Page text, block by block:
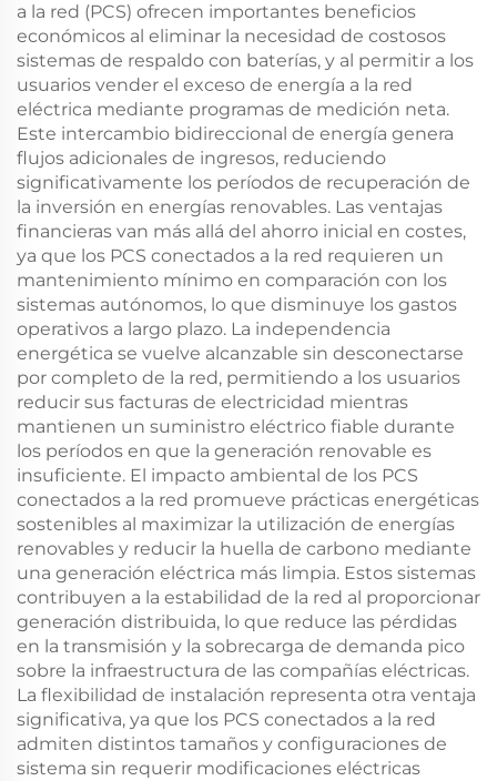
a la red (PCS) ofrecen importantes beneficios
económicos al eliminar la necesidad de costosos
sistemas de respaldo con baterías, y al permitir a los
usuarios vender el exceso de energía a la red
eléctrica mediante programas de medición neta.
Este intercambio bidireccional de energía genera
flujos adicionales de ingresos, reduciendo
significativamente los períodos de recuperación de
la inversión en energías renovables. Las ventajas
financieras van más allá del ahorro inicial en costes,
ya que los PCS conectados a la red requieren un
mantenimiento mínimo en comparación con los
sistemas autónomos, lo que disminuye los gastos
operativos a largo plazo. La independencia
energética se vuelve alcanzable sin desconectarse
por completo de la red, permitiendo a los usuarios
reducir sus facturas de electricidad mientras
mantienen un suministro eléctrico fiable durante
los períodos en que la generación renovable es
insuficiente. El impacto ambiental de los PCS
conectados a la red promueve prácticas energéticas
sostenibles al maximizar la utilización de energías
renovables y reducir la huella de carbono mediante
una generación eléctrica más limpia. Estos sistemas
contribuyen a la estabilidad de la red al proporcionar
generación distribuida, lo que reduce las pérdidas
en la transmisión y la sobrecarga de demanda pico
sobre la infraestructura de las compañías eléctricas.
La flexibilidad de instalación representa otra ventaja
significativa, ya que los PCS conectados a la red
admiten distintos tamaños y configuraciones de
sistema sin requerir modificaciones eléctricas